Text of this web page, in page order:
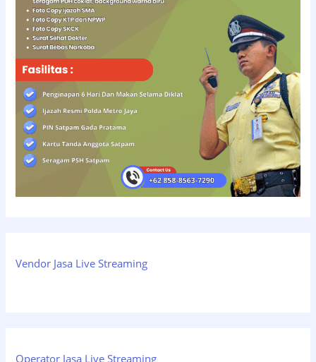
Vendor Jasa Live Streaming
Operator Jasa Live Streaming